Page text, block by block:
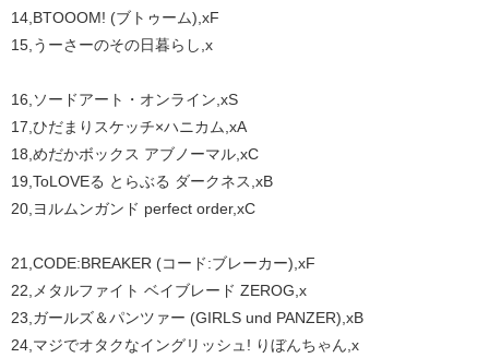
14,BTOOOM! (ブトゥーム),xF
15,うーさーのその日暮らし,x
16,ソードアート・オンライン,xS
17,ひだまりスケッチ×ハニカム,xA
18,めだかボックス アブノーマル,xC
19,ToLOVEる とらぶる ダークネス,xB
20,ヨルムンガンド perfect order,xC
21,CODE:BREAKER (コード:ブレーカー),xF
22,メタルファイト ベイブレード ZEROG,x
23,ガールズ＆パンツァー (GIRLS und PANZER),xB
24,マジでオタクなイングリッシュ! りぼんちゃん,x